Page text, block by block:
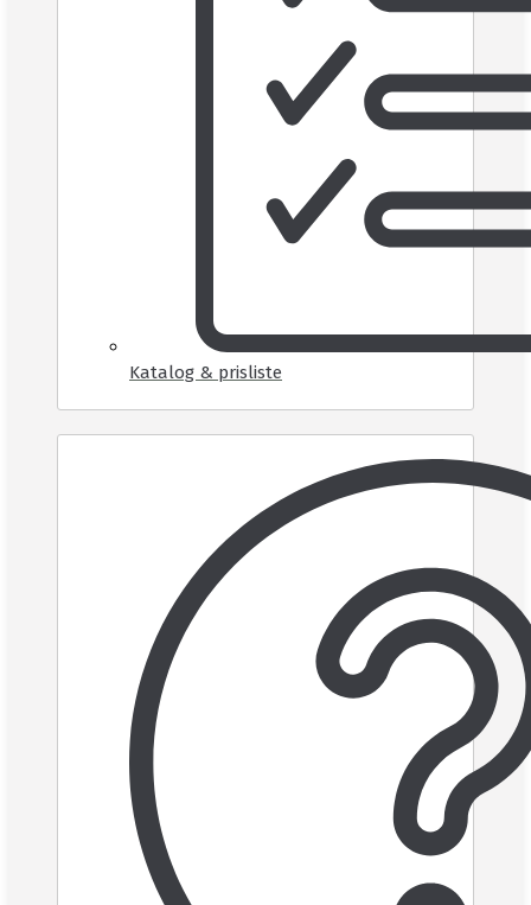
Katalog & prisliste